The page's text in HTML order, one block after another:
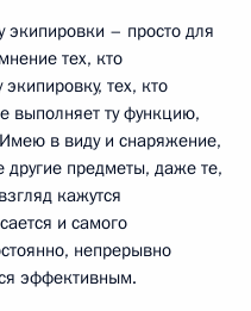
– просто для
тех, кто
тех, кто
выполняет ту функцию,
в виду и снаряжение,
предметы, даже те,
кажутся
и самого
непрерывно
эффективным.